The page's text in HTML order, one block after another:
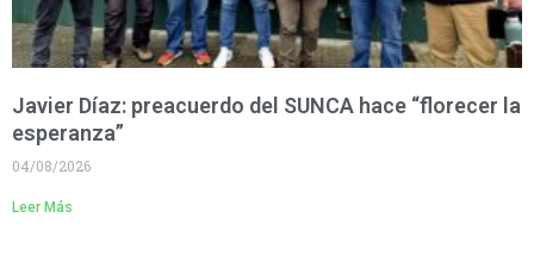
Javier Díaz: preacuerdo del SUNCA hace “florecer la
esperanza”
04/08/2026
Leer Más